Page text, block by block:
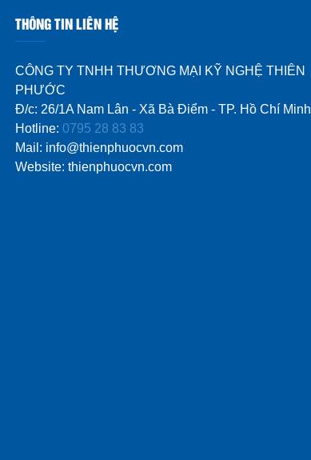
THÔNG TIN LIÊN HỆ
CÔNG TY TNHH THƯƠNG MẠI KỸ NGHỆ THIÊN
PHƯỚC
Đ/c: 26/1A Nam Lân - Xã Bà Điểm - TP. Hồ Chí Minh
Hotline: 0795 28 83 83
Mail: info@thienphuocvn.com
Website: thienphuocvn.com